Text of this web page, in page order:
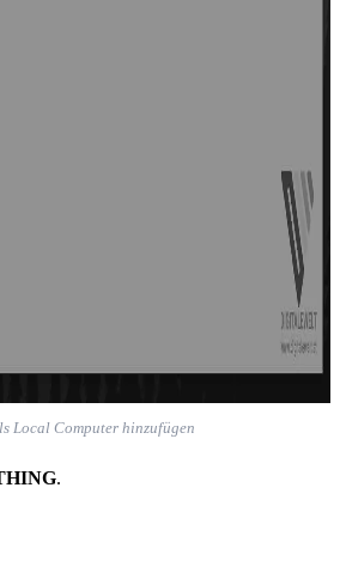
Local Computer hinzufügen
.